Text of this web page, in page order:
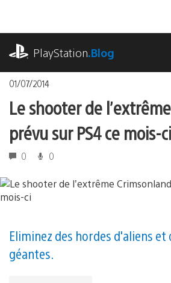
contenu
PlayStation.Blog
01/07/2014
Le shooter de
prévu sur PS4 ce mois-ci
0 0
Eliminez des hordes d'aliens et
géantes.